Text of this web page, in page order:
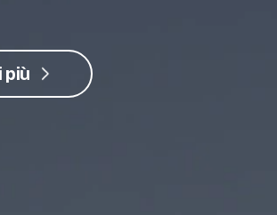
più